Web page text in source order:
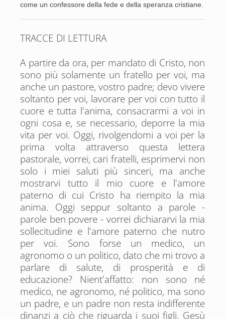
come un confessore della fede e della speranza cristiane.
TRACCE DI LETTURA
A partire da ora, per mandato di Cristo, non
sono più solamente un fratello per voi, ma
anche un pastore, vostro padre; devo vivere
soltanto per voi, lavorare per voi con tutto il
cuore e tutta l'anima, consacrarmi a voi in
ogni cosa e, se necessario, deporre la mia
vita per voi. Oggi, rivolgendomi a voi per la
prima volta attraverso questa lettera
pastorale, vorrei, cari fratelli, esprimervi non
solo i miei saluti più sinceri, ma anche
mostrarvi tutto il mio cuore e l'amore
paterno di cui Cristo ha riempito la mia
anima. Oggi seppur soltanto a parole -
parole ben povere - vorrei dichiararvi la mia
sollecitudine e l'amore paterno che nutro
per voi. Sono forse un medico, un
agronomo o un politico, dato che mi trovo a
parlare di salute, di prosperità e di
educazione? Nient'affatto: non sono né
medico, ne agronomo, né politico, ma sono
un padre, e un padre non resta indifferente
dinanzi a ciò che riguarda i suoi figli. Gesù